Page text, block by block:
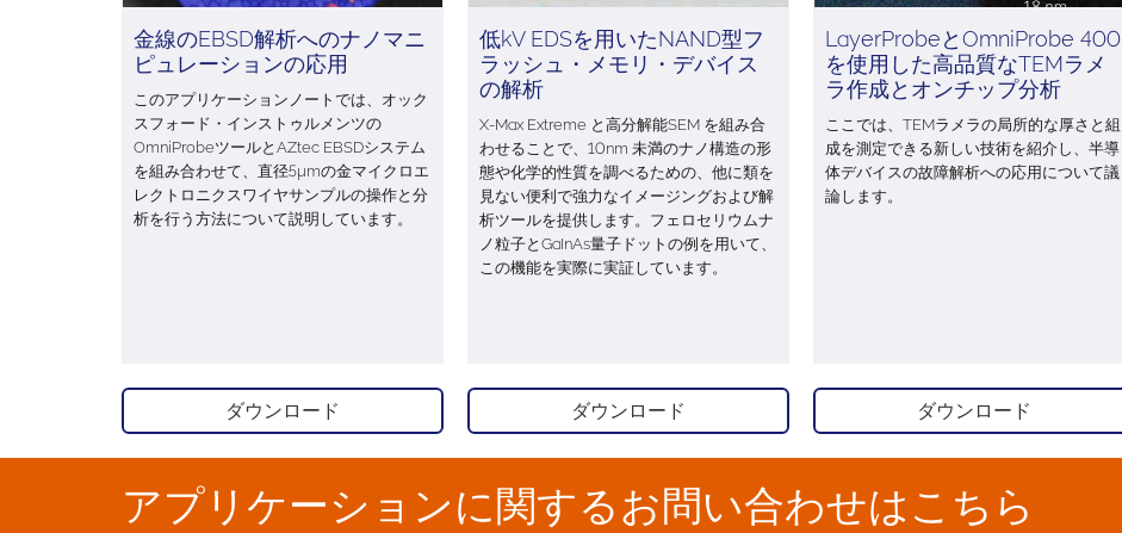
金線のEBSD解析へのナノマニ
ピュレーションの応用
このアプリケーションノートでは、オック
スフォード・インストゥルメンツの
OmniProbeツールとAZtec EBSDシステム
を組み合わせて、直径5μmの金マイクロエ
レクトロニクスワイヤサンプルの操作と分
析を行う方法について説明しています。
ダウンロード
低kV EDSを用いたNAND型フ
ラッシュ・メモリ・デバイス
の解析
X-Max Extreme と高分解能SEM を組み合
わせることで、10nm 未満のナノ構造の形
態や化学的性質を調べるための、他に類を
見ない便利で強力なイメージングおよび解
析ツールを提供します。フェロセリウムナ
ノ粒子とGaInAs量子ドットの例を用いて、
この機能を実際に実証しています。
ダウンロード
LayerProbeとOmniProbe 400
を使用した高品質なTEMラメ
ラ作成とオンチップ分析
ここでは、TEMラメラの局所的な厚さと組
成を測定できる新しい技術を紹介し、半導
体デバイスの故障解析への応用について議
論します。
ダウンロード
アプリケーションに関するお問い合わせはこちら